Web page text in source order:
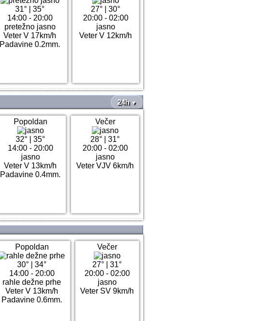
31° |35°
14:00 - 20:00
pretežno jasno
Veter V 17km/h
Padavine 0.2mm.
27° |30°
20:00 - 02:00
jasno
Veter V 12km/h
24h ▼
Popoldan
32° |35°
14:00 - 20:00
jasno
Veter V 13km/h
Padavine 0.4mm.
Večer
28° |31°
20:00 - 02:00
jasno
Veter VJV 6km/h
Popoldan
30° |34°
14:00 - 20:00
rahle dežne prhe
Veter V 13km/h
Padavine 0.6mm.
Večer
27° |31°
20:00 - 02:00
jasno
Veter SV 9km/h